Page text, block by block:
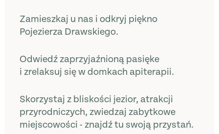
Zamieszkaj u nas i odkryj piękno
Pojezierza Drawskiego.
Odwiedź zaprzyjaźnioną pasięke
i zrelaksuj się w domkach apiterapii.
Skorzystaj z bliskości jezior, atrakcji
przyrodniczych, zwiedzaj zabytkowe
miejscowości - znajdź tu swoją przystań.